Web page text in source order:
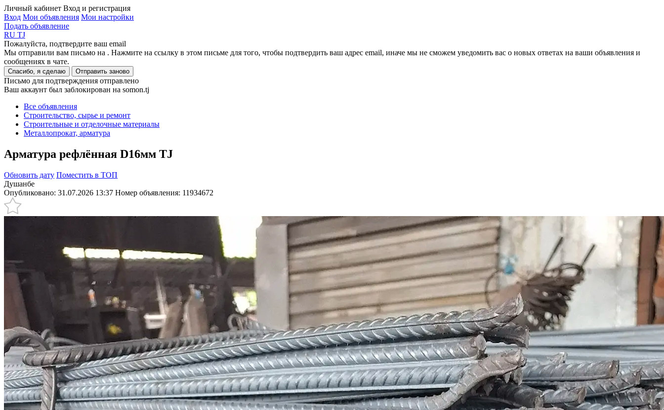
Личный кабинет Вход и регистрация
Вход Мои объявления Мои настройки
Подать объявление
RU TJ
Пожалуйста, подтвердите ваш email
Мы отправили вам письмо на . Нажмите на ссылку в этом письме для того, чтобы подтвердить ваш адрес email, иначе мы не сможем уведомить вас о новых ответах на ваши объявления и
сообщениях в чате.
Спасибо, я сделаю Отправить заново
Письмо для подтверждения отправлено
Ваш аккаунт был заблокирован на somon.tj
Все объявления
Строительство, сырье и ремонт
Строительные и отделочные материалы
Металлопрокат, арматура
Арматура рефлённая D16мм TJ
Обновить дату Поместить в ТОП
Душанбе
Опубликовано: 31.07.2026 13:37 Номер объявления: 11934672